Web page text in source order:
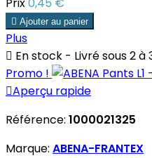
Prix0,45 €
 Ajouter au panier
Plus
 En stock - Livré sous 2 à
Promo !
Aperçu rapide
Référence: 1000021325
Marque: ABENA-FRANTEX